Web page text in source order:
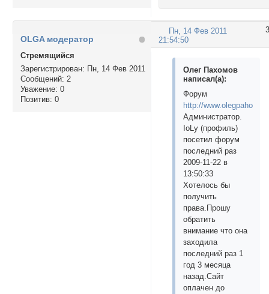
3
Пн, 14 Фев 2011
21:54:50
OLGA модератор
Стремящийся
Зарегистрирован: Пн, 14 Фев 2011
Сообщений: 2
Уважение: 0
Позитив: 0
Олег Пахомов
написал(а):
Форум
http://
Администратор.
IoLy (профиль)
посетил форум
последний раз
2009-11-22 в
13:50:33
Хотелось бы
получить
права.Прошу
обратить
внимание что она
заходила
последний раз 1
год 3 месяца
назад.Сайт
оплачен до